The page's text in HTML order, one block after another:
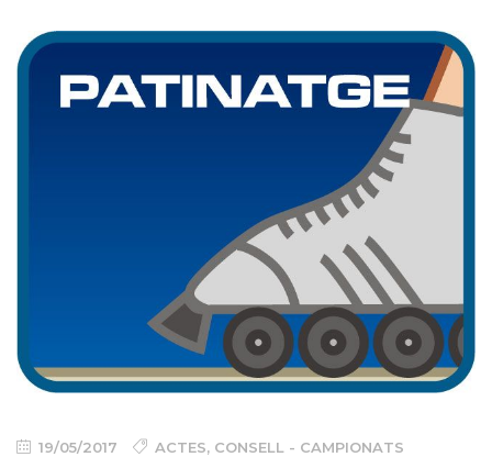
19/05/2017 ACTES, CONSELL - CAMPIONATS